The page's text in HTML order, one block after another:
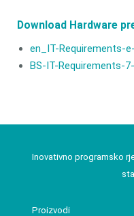
Download Hardware
en_IT-Requirements-
BS-IT-Requirements-
Inovativno programsko
Proizvodi